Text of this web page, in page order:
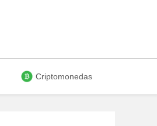
Criptomonedas